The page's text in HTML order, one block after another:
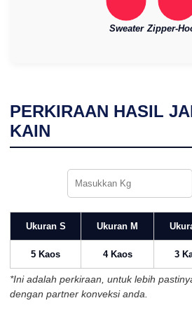
Sweater Zipper-
PERKIRAAN HASIL
KAIN
Ukuran S Ukuran M
5 Kaos 4 Kaos 3
*Ini adalah perkiraan, untuk lebih
dengan partner konveksi anda.